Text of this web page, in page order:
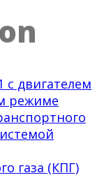
с двигателем
режиме
газа (КПГ)